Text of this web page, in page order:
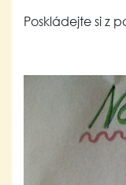
Poskládejte si z